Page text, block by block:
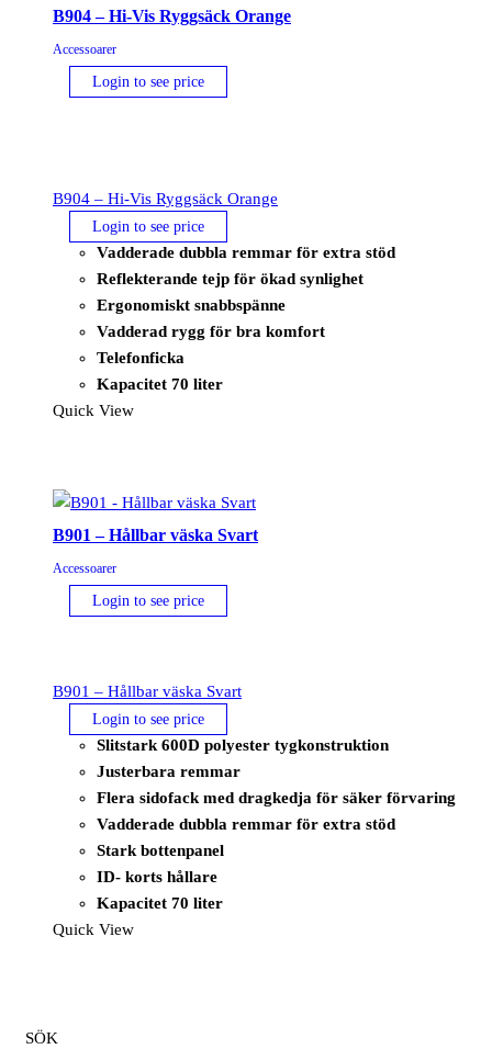
B904 – Hi-Vis Ryggsäck Orange
Accessoarer
Login to see price
B904 – Hi-Vis Ryggsäck Orange
Login to see price
Vadderade dubbla remmar för extra stöd
Reflekterande tejp för ökad synlighet
Ergonomiskt snabbspänne
Vadderad rygg för bra komfort
Telefonficka
Kapacitet 70 liter
Quick View
B901 – Hållbar väska Svart
Accessoarer
Login to see price
B901 – Hållbar väska Svart
Login to see price
Slitstark 600D polyester tygkonstruktion
Justerbara remmar
Flera sidofack med dragkedja för säker förvaring
Vadderade dubbla remmar för extra stöd
Stark bottenpanel
ID- korts hållare
Kapacitet 70 liter
Quick View
SÖK